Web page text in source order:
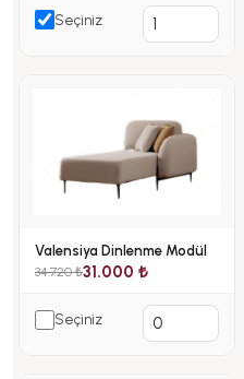
Seçiniz
Valensiya Dinlenme Modül
34.720 ₺31.000 ₺
Seçiniz